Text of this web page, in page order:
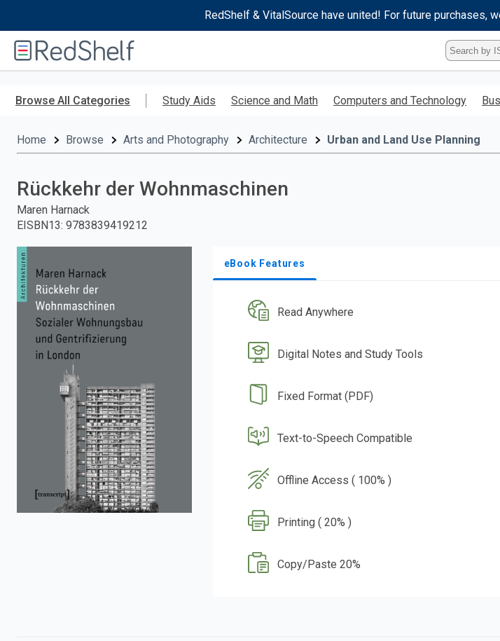
RedShelf & VitalSource have united! For future purchases,
RedShelf
Type
ISBN,
Title,
Keyword
enter
Browse All Categories Study Aids Science and Math Computers and Technology
Home Browse Arts and Photography Architecture Urban and Land Use Planning
Rückkehr der Wohnmaschinen
Maren Harnack
EISBN13: 9783839419212
eBook Features
Read Anywhere
Digital Notes and Study Tools
Fixed Format (PDF)
Text-to-Speech Compatible
Offline Access ( 100% )
Printing ( 20% )
Copy/Paste 20%